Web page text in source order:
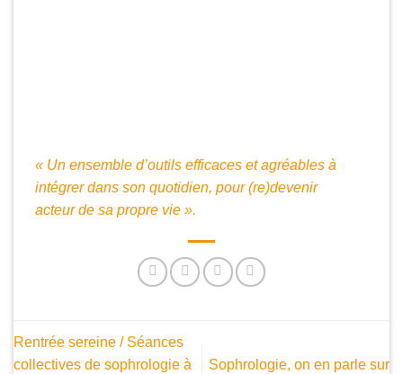
« Un ensemble d’outils efficaces et agréables à
intégrerdans son quotidien, pour (re)devenir
acteurde sa propre vie ».
Rentrée sereine / Séances
collectives de sophrologie à
Sophrologie, on en parle sur